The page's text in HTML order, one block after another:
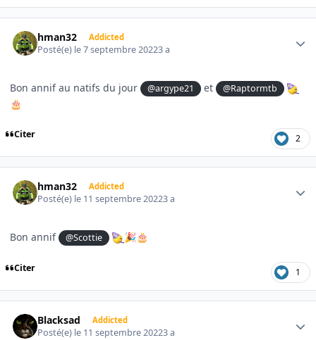
hman32 Addicted
Posté(e) le 7 septembre 20223 a
Bon annif au natifs du jour @argype21 et @Raptormtb
🎂
Citer 2
hman32 Addicted
Posté(e) le 11 septembre 20223 a
Bon annif @Scottie 🎉🎂
Citer 1
Blacksad Addicted
Posté(e) le 11 septembre 20223 a